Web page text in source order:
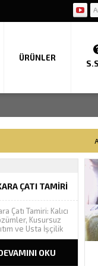
ÜRÜNLER
ÇATI TAMIRI
Çatı Tamiri: Kalıcı
Kusursuz
ve Usta İşçilik
çatı tamiri
güvencesiyle sızıntı,
OKU